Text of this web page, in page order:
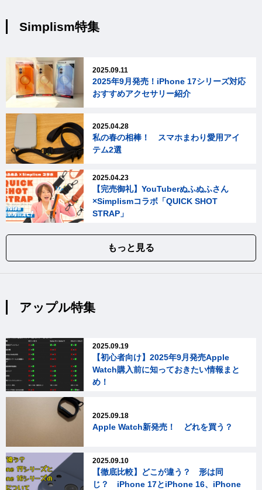
Simplism特集
2025.09.11
2025年9月発売！iPhone 17シリーズ対応
おすすめアクセサリー紹介
2025.04.28
私の春の相棒！ スマホまわり愛用アイ
テム2選
2025.04.23
【完売御礼】YouTuberぬふぬふさん
×Simplismコラボ「QUICK SHOT
STRAP」
もっと見る
アップル特集
2025.09.19
【初心者向け】2025年9月発売Apple
Watch購入前に知っておきたい情報まと
め！
2025.09.18
Apple Watch新発売！ どれを買う？
2025.09.10
【徹底比較】どこが違う？ 形は同
じ？ iPhone 17とiPhone 16、iPhone